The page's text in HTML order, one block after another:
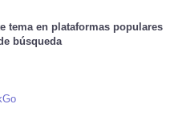
tema en plataformas populares
búsqueda